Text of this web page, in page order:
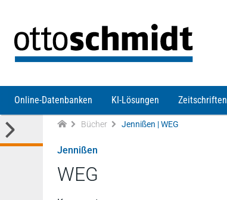
Online-Datenbanken KI-Lösungen Zeitschriften
Bücher Jennißen | WEG
Jennißen
WEG